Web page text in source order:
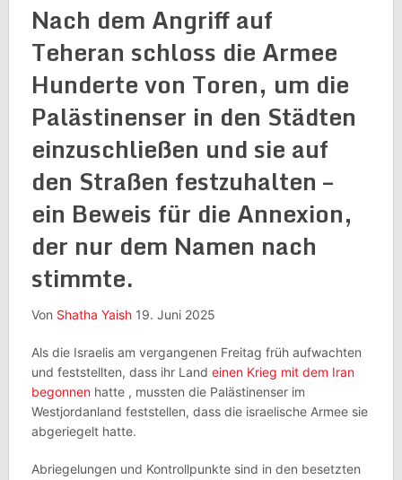
Nach dem Angriff auf
Teheran schloss die Armee
Hunderte von Toren, um die
Palästinenser in den Städten
einzuschließen und sie auf
den Straßen festzuhalten –
ein Beweis für die Annexion,
der nur dem Namen nach
stimmte.
Von Shatha Yaish 19. Juni 2025
Als die Israelis am vergangenen Freitag früh aufwachten
und feststellten, dass ihr Land einen Krieg mit dem Iran
begonnenhatte , mussten die Palästinenser im
Westjordanland feststellen, dass die israelische Armee sie
abgeriegelt hatte.
Abriegelungen und Kontrollpunkte sind in den besetzten